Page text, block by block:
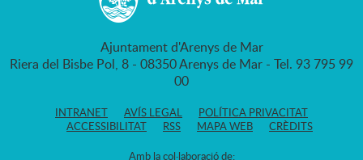
Ajuntament d'Arenys de Mar
Riera del Bisbe Pol, 8 - 08350 Arenys de Mar - Tel. 93 795 99
00
INTRANET AVÍS LEGAL
POLÍTICA PRIVACITAT
ACCESSIBILITAT
RSS MAPA WEB CRÈDITS
Amb la col·laboració de: